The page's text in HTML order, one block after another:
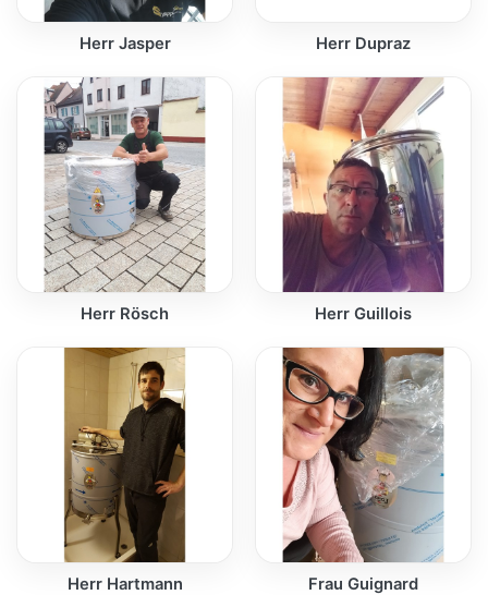
Herr Jasper Herr Dupraz
Herr Rösch Herr Guillois
Herr Hartmann Frau Guignard